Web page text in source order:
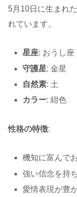
5月10日に生まれ
れています。
星座: おうし座
守護星: 金星
自然素: 土
カラー: 紺色
性格の特徴:
機知に富んで
強い信念を持
愛情表現が豊